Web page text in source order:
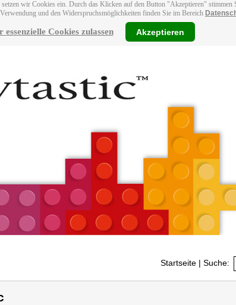
wir Cookies ein. Durch das Klicken auf den Button "Akzeptieren"
und den Widerspruchsmöglichkeiten finden Sie im Bereich
essenzielle Cookies zulassen Akzeptieren
Startseite | Suche: